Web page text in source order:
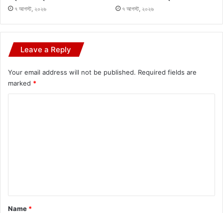
৭ আগস্ট, ২০২৬ ৭ আগস্ট, ২০২৬
Leave a Reply
Your email address will not be published. Required fields are
marked *
*
Name *